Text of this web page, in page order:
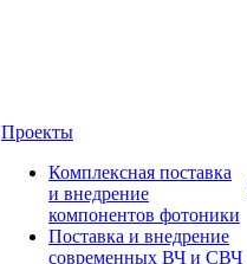
Проекты
Комплексная поставка
и внедрение
компонентов фотоники
Поставка и внедрение
современных ВЧ и СВЧ